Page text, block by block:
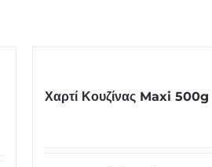
Χαρτί Κουζίνας Maxi 500g